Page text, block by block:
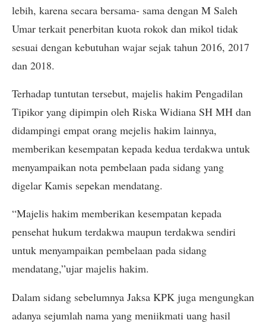
lebih, karena secara bersama- sama dengan M Saleh
Umar terkait penerbitan kuota rokok dan mikol tidak
sesuai dengan kebutuhan wajar sejak tahun 2016, 2017
dan 2018.
Terhadap tuntutan tersebut, majelis hakim Pengadilan
Tipikor yang dipimpin oleh Riska Widiana SH MH dan
didampingi empat orang mejelis hakim lainnya,
memberikan kesempatan kepada kedua terdakwa untuk
menyampaikan nota pembelaan pada sidang yang
digelar Kamis sepekan mendatang.
“Majelis hakim memberikan kesempatan kepada
pensehat hukum terdakwa maupun terdakwa sendiri
untuk menyampaikan pembelaan pada sidang
mendatang,”ujar majelis hakim.
Dalam sidang sebelumnya Jaksa KPK juga mengungkan
adanya sejumlah nama yang meniikmati uang hasil